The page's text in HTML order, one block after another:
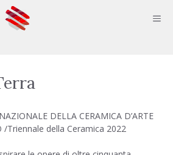
DELLA CERAMICA D’ARTE
/Triennale della Ceramica 2022